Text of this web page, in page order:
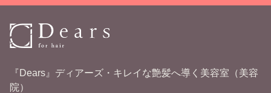
『Dears』ディアーズ・キレイな艶髪へ導く美容室（美容
院）